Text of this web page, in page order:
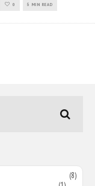
0 6 MIN READ
(8)